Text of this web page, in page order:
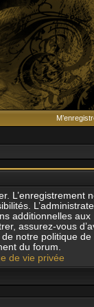
L’enregistrement
additionnelles aux
assurez-vous
notre politique de
du forum.
de vie privée